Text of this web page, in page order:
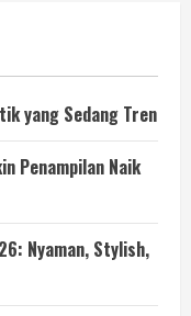
yang Sedang Tren
Penampilan Naik
Nyaman, Stylish,